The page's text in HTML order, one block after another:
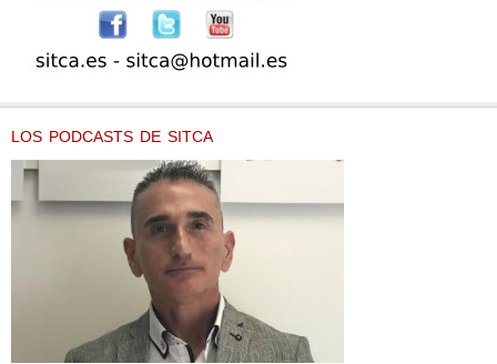
LOS PODCASTS DE SITCA